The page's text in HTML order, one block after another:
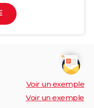
Voir un exemple
Voir un exemple